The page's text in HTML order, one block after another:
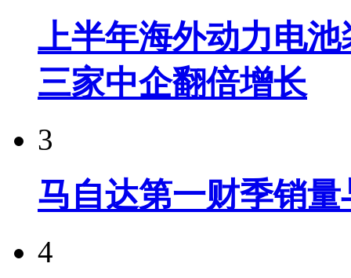
上半年海外动力电
三家中企翻倍增长
3
马自达第一财季销
4